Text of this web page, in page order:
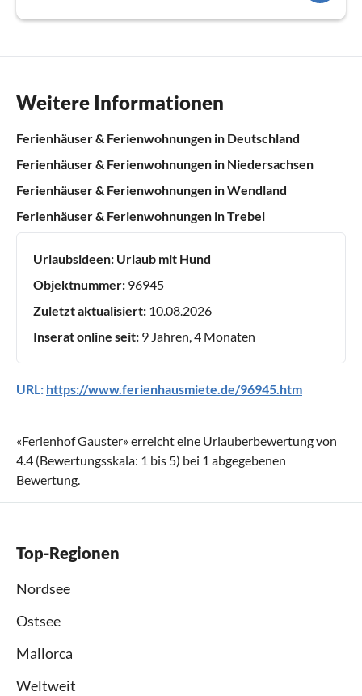
Weitere Informationen
Ferienhäuser & Ferienwohnungen in Deutschland
Ferienhäuser & Ferienwohnungen in Niedersachsen
Ferienhäuser & Ferienwohnungen in Wendland
Ferienhäuser & Ferienwohnungen in Trebel
Urlaubsideen: Urlaub mit Hund
Objektnummer: 96945
Zuletzt aktualisiert: 10.08.2026
Inserat online seit: 9 Jahren, 4 Monaten
URL: https://www.ferienhausmiete.de/96945.htm
«Ferienhof Gauster» erreicht eine Urlauberbewertung von
4.4 (Bewertungsskala: 1 bis 5) bei 1 abgegebenen
Bewertung.
Top-Regionen
Nordsee
Ostsee
Mallorca
Weltweit